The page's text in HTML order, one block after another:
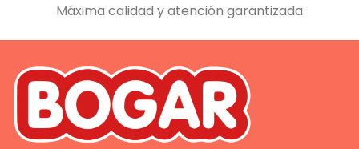
Máxima calidad y atención garantizada